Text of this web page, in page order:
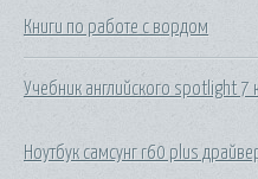
Книги по работе с вордом
Учебник английского spotlight 7
Ноутбук самсунг r60 plus